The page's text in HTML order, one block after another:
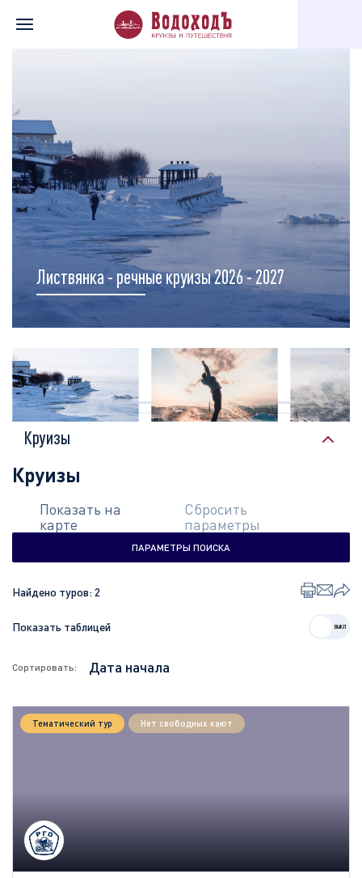
Главная Перечень всех доступных круизов
Листвянка - речные круизы 2026 - 2027
КРУИЗЫ
Круизы
Круизы
Показать на
карте
Сбросить
параметры
ПАРАМЕТРЫ ПОИСКА
Показать таблицей
Найдено туров:2
Сортировать:
Тематический тур Нет свободных кают